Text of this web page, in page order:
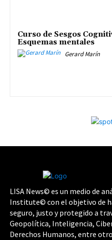
Curso de Sesgos
Esquemas mentales
Gerard Marín
LISA News© es un medio de
Institute© con el objetivo de
seguro, justo y protegido a
Geopolítica, Inteligencia,
Derechos Humanos, entre